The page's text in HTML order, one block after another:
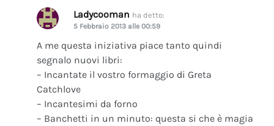
Ladycooman ha detto:
5 Febbraio 2013 alle 00:59
A me questa iniziativa piace tanto quindi
segnalo nuovi libri:
– Incantate il vostro formaggio di Greta
Catchlove
– Incantesimi da forno
– Banchetti in un minuto: questa si che è magia